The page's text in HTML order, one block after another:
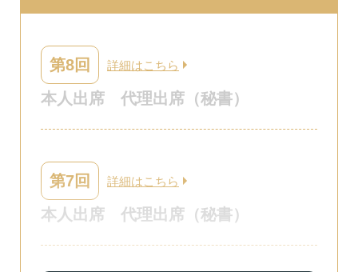
第8回 詳細はこちら
本人出席 代理出席（秘書）
第7回 詳細はこちら
本人出席 代理出席（秘書）